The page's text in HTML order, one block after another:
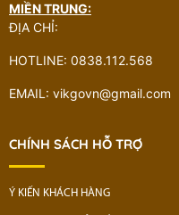
MIỀN TRUNG:
ĐỊA CHỈ:
HOTLINE: 0838.112.568
EMAIL: vikgovn@gmail.com
CHÍNH SÁCH HỖ TRỢ
Ý KIẾN KHÁCH HÀNG